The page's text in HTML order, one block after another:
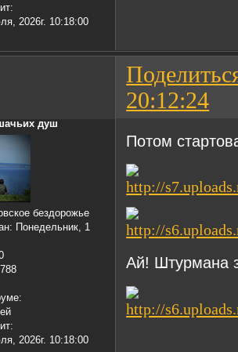
2026г. 10:18:00
20:12:24
душ
бездорожье
: Понедельник, 1
2026г. 10:18:00
Потом
Ай! Штурмана